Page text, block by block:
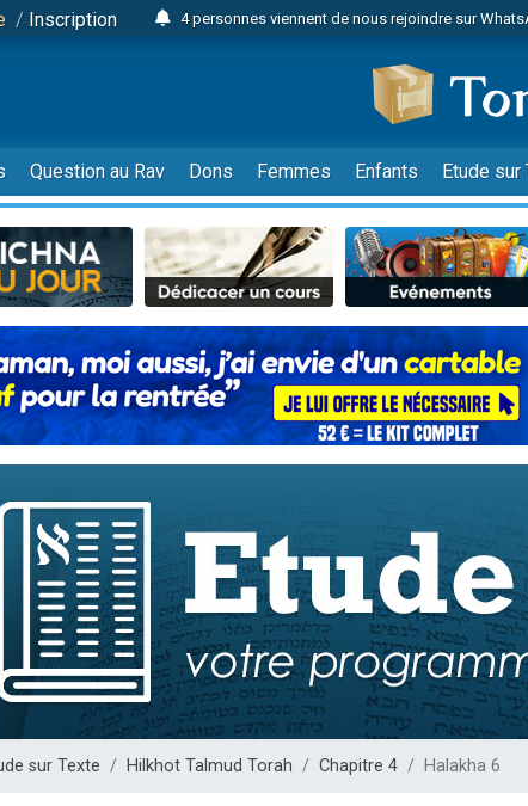
/ Inscription
4 personnes viennent de nous rejoindre sur
Odaya vient de donner son Maasser
3 personnes viennent de faire un don pour 5
3 personnes viennent de faire un don pour
13 personnes viennent de demander une
2 personnes viennent de nous rejoindre sur
30 personnes viennent de faire un don pour
Il reste 49 places pour étudier en groupe sur
12 nouvelles musiques dans Torah-Box Music
3 personnes viennent de nous rejoindre sur
2 personnes viennent de nous rejoindre sur
3 personnes viennent de nous rejoindre sur
Nouvelle émission radio : Visions de grandeur
61 personnes viennent de demander une
Ariel vient de donner son Maasser
Il reste 49 places pour étudier en groupe sur
Eva vient de donner son Maasser
Question au Rav Dons Femmes Enfants Etude sur
sur Texte Hilkhot Talmud Torah Chapitre 4 Halakha 6